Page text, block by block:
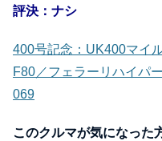
評決： ナシ
400号記念：UK400マイ
F80／フェラーリハイパ
069
このクルマが気になった